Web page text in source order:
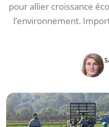
pour allier croissance
l’environnement.